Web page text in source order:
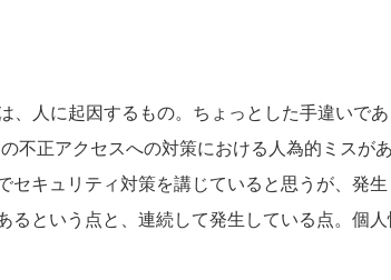
、人に起因するもの。ちょっとした手違いで
不正アクセスへの対策における人為的ミスが
セキュリティ対策を講じていると思うが、発生
るという点と、連続して発生している点。個